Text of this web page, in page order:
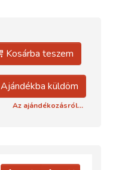
Kosárba teszem
Ajándékba küldöm
Az ajándékozásról...